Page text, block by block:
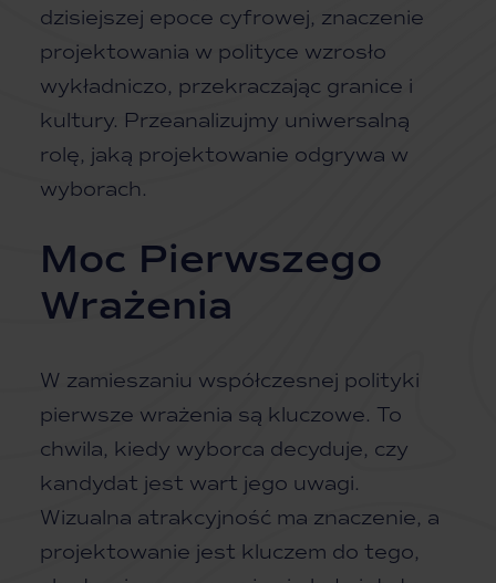
dzisiejszej epoce cyfrowej, znaczenie
projektowania w polityce wzrosło
wykładniczo, przekraczając granice i
kultury. Przeanalizujmy uniwersalną
rolę, jaką projektowanie odgrywa w
wyborach.
Moc Pierwszego
Wrażenia
W zamieszaniu współczesnej polityki
pierwsze wrażenia są kluczowe. To
chwila, kiedy wyborca decyduje, czy
kandydat jest wart jego uwagi.
Wizualna atrakcyjność ma znaczenie, a
projektowanie jest kluczem do tego,